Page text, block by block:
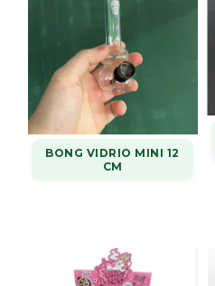
BONG VIDRIO MINI 12
CM